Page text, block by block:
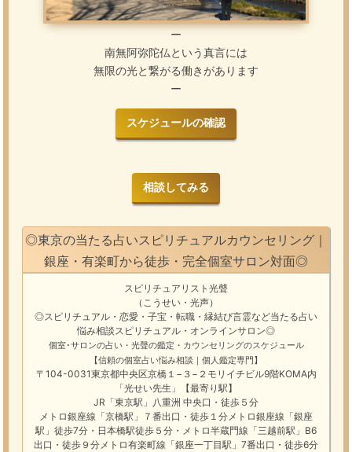
ー
南無阿弥陀仏という真言には
無限の光と繋がる働きがあります
ー
スケジュールの確認
相談してみる
◎東京の当たる占いスピリチュアルカウンセリング｜
銀座・有楽町から徒歩・完全個室サロン対面◎
スピリチュアリスト光聲
（こうせい・光声）
◎スピリチュアル・恋愛・子宝・転職・縁結び言霊など当たる占い
悩み相談スピリチュアル・オンラインサロン◎
個室･サロンの占い・光聲の鑑定・カウンセリングのスケジュール
【信頼の個室占い悩み相談｜個人鑑定専門】
〒104-0031東京都中央区京橋１−３−２モリイチビル9階KOMA内
「光せい先生」【最寄り駅】
JR「東京駅」八重洲 中央口・徒歩５分
メトロ銀座線「京橋駅」７番出口・徒歩１分メトロ銀座線「銀座
駅」徒歩7分・日本橋駅徒歩５分・メトロ半蔵門線「三越前駅」B6
出口・徒歩９分メトロ有楽町線「銀座一丁目駅」7番出口・徒歩6分